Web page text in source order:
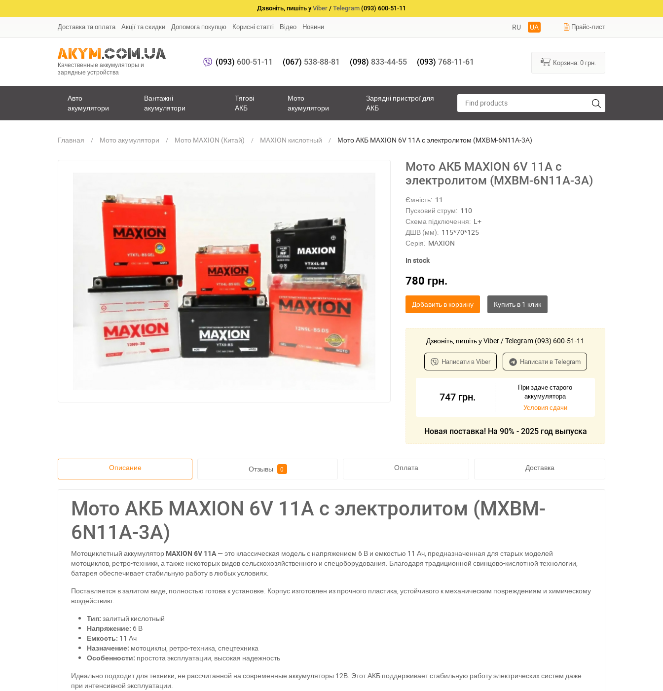
Дзвоніть, пишіть у Viber / Telegram (093) 600-51-11
Доставка та оплата Акції та скидки Допомога покупцю Корисні статті Відео Новини RU UA Прайс-лист
Качественные аккумуляторы и
зарядные устройства
(093) 600-51-11 (067) 538-88-81 (098) 833-44-55 (093) 768-11-61 Корзина:0 грн.
Авто
акумулятори
Вантажні
акумулятори
Тягові
АКБ
Мото
акумулятори
Зарядні пристрої для
АКБ
Главная Мото акумулятори Мото MAXION (Китай) MAXION кислотный Мото АКБ MAXION 6V 11A с электролитом (MXBM-6N11A-3A)
Мото АКБ MAXION 6V 11A с
электролитом (MXBM-6N11A-3A)
Ємність: 11
Пусковий струм: 110
Схема підключення: L+
ДШВ (мм): 115*70*125
Серія: MAXION
In stock
780 грн.
Добавить в корзину
Дзвоніть, пишіть у Viber / Telegram (093) 600-51-11
Написати в Viber Написати в Telegram
747 грн.
При здаче старого
аккумулятора
Условия сдачи
Новая поставка! На 90% - 2025 год выпуска
Описание Отзывы 0 Оплата Доставка
Мото АКБ MAXION 6V 11A с электролитом (MXBM-
6N11A-3A)
Мотоциклетный аккумулятор MAXION 6V 11A— это классическая модель с напряжением 6 В и емкостью 11 Ач, предназначенная для старых моделей
мотоциклов, ретро-техники, а также некоторых видов сельскохозяйственного и спецоборудования. Благодаря традиционной свинцово-кислотной технологии,
батарея обеспечивает стабильную работу в любых условиях.
Поставляется в залитом виде, полностью готова к установке. Корпус изготовлен из прочного пластика, устойчивого к механическим повреждениям и химическому
воздействию.
Тип: залитый кислотный
Напряжение: 6 В
Емкость: 11 Ач
Назначение: мотоциклы, ретро-техника, спецтехника
Особенности: простота эксплуатации, высокая надежность
Идеально подходит для техники, не рассчитанной на современные аккумуляторы 12В. Этот АКБ поддерживает стабильную работу электрических систем даже
при интенсивной эксплуатации.